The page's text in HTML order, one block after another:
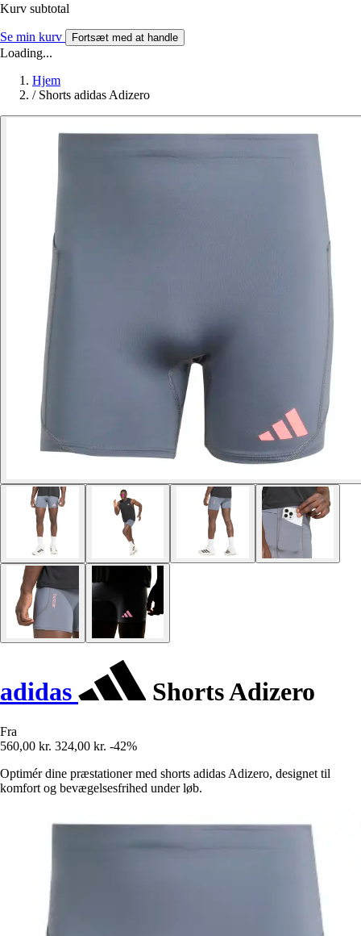
Kurv subtotal
Se min kurv Fortsæt med at handle
Loading...
Hjem
/ Shorts adidas Adizero
adidas Shorts Adizero
Fra
560,00 kr. 324,00 kr. -42%
Optimér dine præstationer med shorts adidas Adizero, designet til
komfort og bevægelsesfrihed under løb.